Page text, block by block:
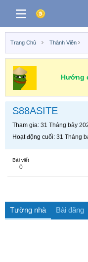
Trang Chủ Thành Viên
Hướng
S88ASITE
Tham gia 31 Tháng bảy
Hoạt động cuối 31 Tháng
Bài viết
0
Tường nhà Bài đăng